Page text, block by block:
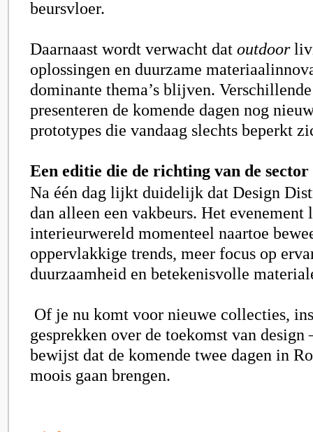
beursvloer.
Daarnaast wordt verwacht dat outdoor
oplossingen en duurzame
dominante thema’s blijven.
presenteren de komende dagen nog
prototypes die vandaag slechts beperkt
Een editie die de richting van de
Na één dag lijkt duidelijk dat Design
dan alleen een vakbeurs. Het evenement
interieurwereld momenteel naartoe
oppervlakkige trends, meer focus op
duurzaamheid en betekenisvolle
Of je nu komt voor nieuwe collecties,
gesprekken over de toekomst van
bewijst dat de komende twee dagen in
moois gaan brengen.